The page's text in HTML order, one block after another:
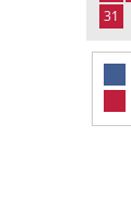
31